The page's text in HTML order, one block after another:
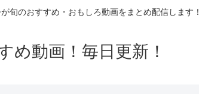
旬のおすすめ・おもしろ動画をまとめ配信します！
め動画！毎日更新！